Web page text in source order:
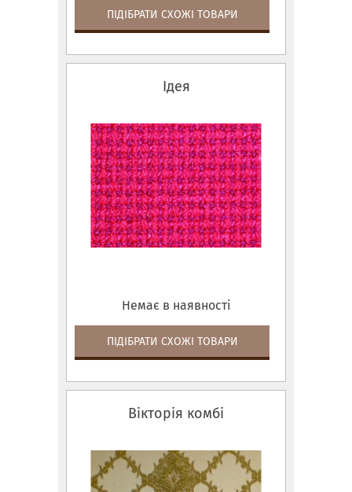
ПІДІБРАТИ СХОЖІ ТОВАРИ
Ідея
Немає в наявності
ПІДІБРАТИ СХОЖІ ТОВАРИ
Вікторія комбі